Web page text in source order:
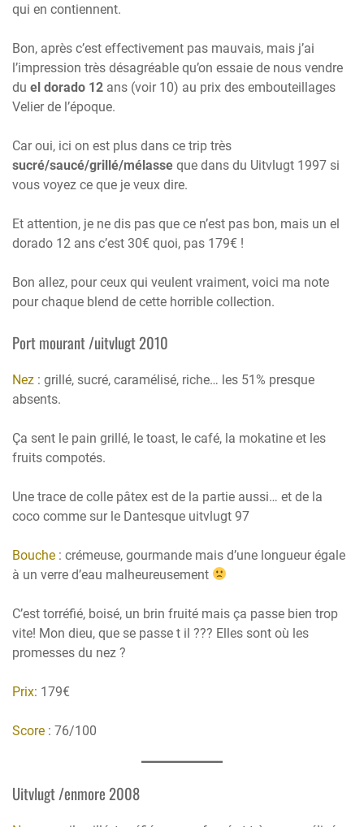
qui en contiennent.
Bon, après c’est effectivement pas mauvais, mais j’ai
l’impression très désagréable qu’on essaie de nous vendre
du el dorado 12 ans (voir 10) au prix des embouteillages
Velier de l’époque.
Car oui, ici on est plus dans ce trip très
sucré/saucé/grillé/mélasse que dans du Uitvlugt 1997 si
vous voyez ce que je veux dire.
Et attention, je ne dis pas que ce n’est pas bon, mais un el
dorado 12 ans c’est 30€ quoi, pas 179€ !
Bon allez, pour ceux qui veulent vraiment, voici ma note
pour chaque blend de cette horrible collection.
Port mourant /uitvlugt 2010
Nez : grillé, sucré, caramélisé, riche… les 51% presque
absents.
Ça sent le pain grillé, le toast, le café, la mokatine et les
fruits compotés.
Une trace de colle pâtex est de la partie aussi… et de la
coco comme sur le Dantesque uitvlugt 97
Bouche : crémeuse, gourmande mais d’une longueur égale
à un verre d’eau malheureusement
C’est torréfié, boisé, un brin fruité mais ça passe bien trop
vite! Mon dieu, que se passe t il ??? Elles sont où les
promesses du nez ?
Prix: 179€
Score : 76/100
Uitvlugt /enmore 2008